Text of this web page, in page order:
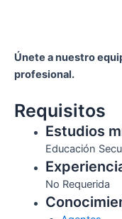
Únete a nuestro
profesional.
Requisitos
Estudios
Educación
No Requerida